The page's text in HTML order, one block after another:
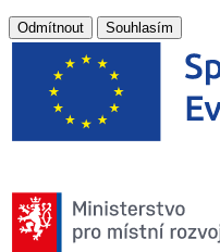
Odmítnout Souhlasím